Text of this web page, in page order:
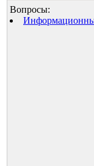
Вопросы: